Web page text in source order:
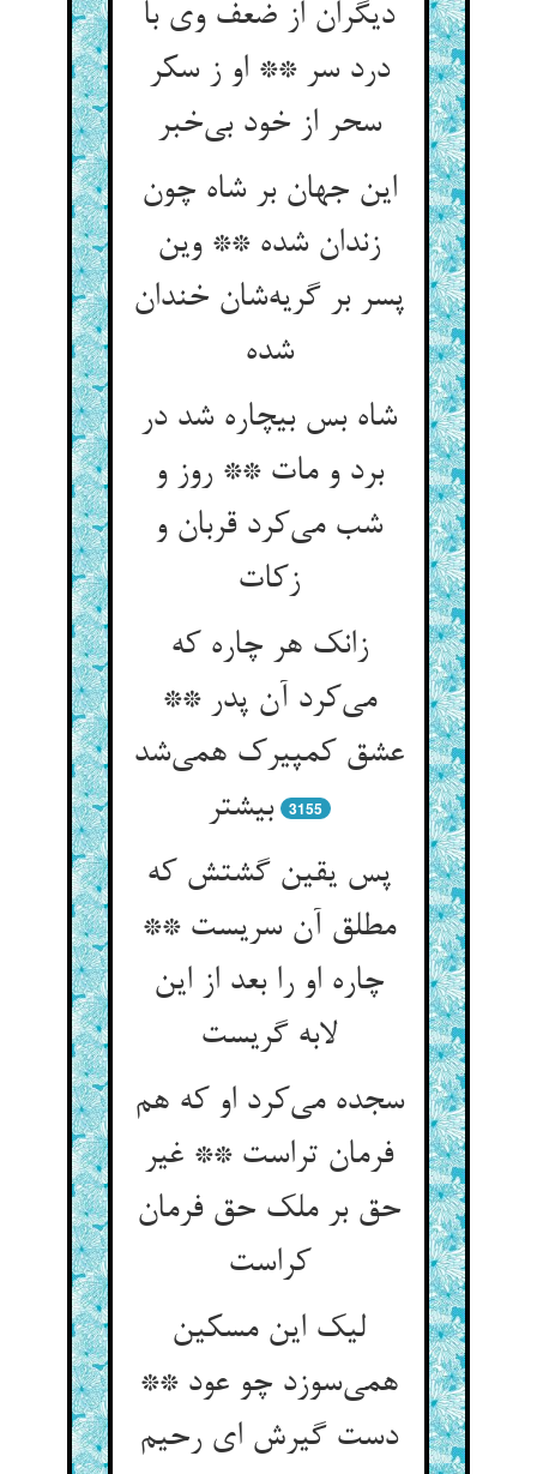
دیگران از ضعف وی با
درد سر ** او ز سکر
سحر از خود بی‌خبر
این جهان بر شاه چون
زندان شده ** وین
پسر بر گریه‌شان خندان
شده
شاه بس بیچاره شد در
برد و مات ** روز و
شب می‌کرد قربان و
زکات
زانک هر چاره که
می‌کرد آن پدر **
عشق کمپیرک همی‌شد
بیشتر
3155
پس یقین گشتش که
مطلق آن سریست **
چاره او را بعد از این
لابه گریست
سجده می‌کرد او که هم
فرمان تراست ** غیر
حق بر ملک حق فرمان
کراست
لیک این مسکین
همی‌سوزد چو عود **
دست گیرش ای رحیم